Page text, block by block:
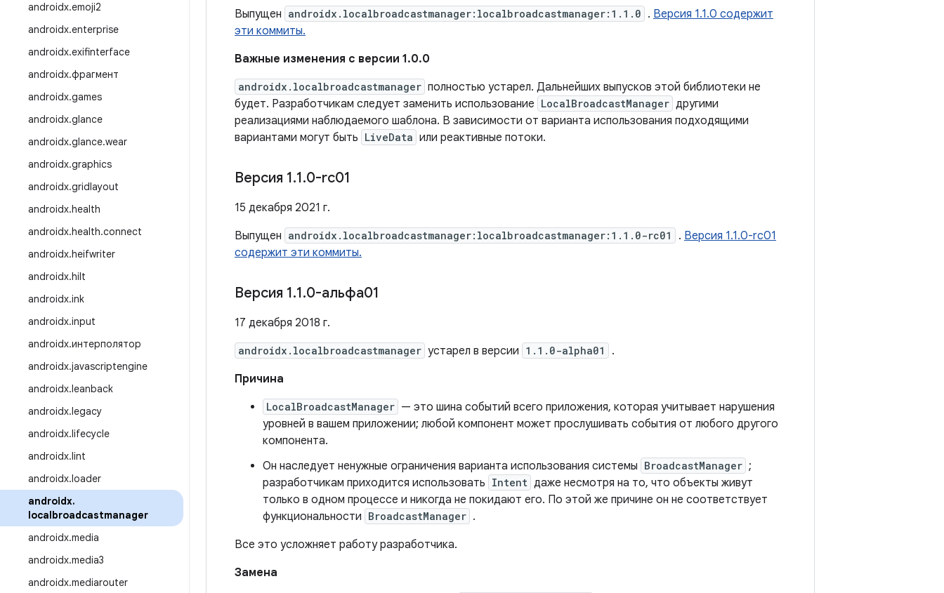
androidx.emoji2
androidx.enterprise
androidx.exifinterface
androidx.фрагмент
androidx.games
androidx.glance
androidx.glance.wear
androidx.graphics
androidx.gridlayout
androidx.health
androidx.health.connect
androidx.heifwriter
androidx.hilt
androidx.ink
androidx.input
androidx.интерполятор
androidx.javascriptengine
androidx.leanback
androidx.legacy
androidx.lifecycle
androidx.lint
androidx.loader
androidx.
localbroadcastmanager
androidx.media
androidx.media3
androidx.mediarouter
Выпущен androidx.localbroadcastmanager:localbroadcastmanager:1.1.0 . Версия 1.1.0 содержит
эти коммиты.
Важные изменения с версии 1.0.0
androidx.localbroadcastmanager полностью устарел. Дальнейших выпусков этой библиотеки не
будет. Разработчикам следует заменить использование LocalBroadcastManager другими
реализациями наблюдаемого шаблона. В зависимости от варианта использования подходящими
вариантами могут быть LiveData или реактивные потоки.
Версия 1.1.0-rc01
15 декабря 2021 г.
Выпущен androidx.localbroadcastmanager:localbroadcastmanager:1.1.0-rc01 . Версия 1.1.0-rc01
содержит эти коммиты.
Версия 1.1.0-альфа01
17 декабря 2018 г.
androidx.localbroadcastmanager устарел в версии 1.1.0-alpha01
.
Причина
LocalBroadcastManager — это шина событий всего приложения, которая учитывает нарушения
уровней в вашем приложении; любой компонент может прослушивать события от любого другого
компонента.
Он наследует ненужные ограничения варианта использования системы BroadcastManager ;
разработчикам приходится использовать Intent даже несмотря на то, что объекты живут
только в одном процессе и никогда не покидают его. По этой же причине он не соответствует
функциональности BroadcastManager .
Все это усложняет работу разработчика.
Замена